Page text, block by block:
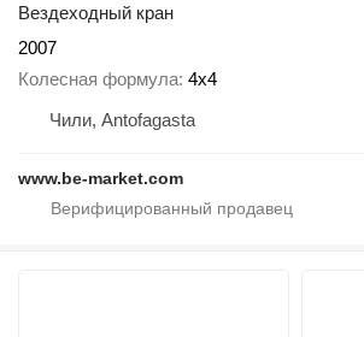
Вездеходный кран
2007
Колесная формула 4x4
Чили, Antofagasta
www.be-market.com